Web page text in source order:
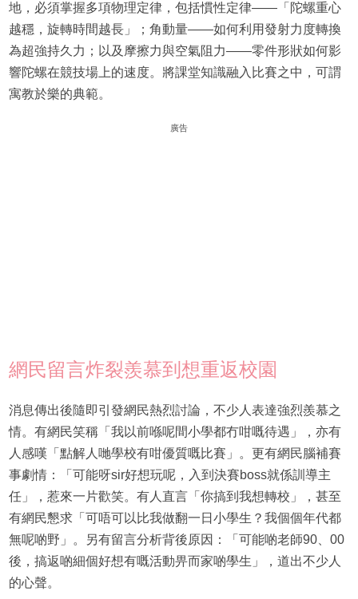
地，必須掌握多項物理定律，包括慣性定律——「陀螺重心
越穩，旋轉時間越長」；角動量——如何利用發射力度轉換
為超強持久力；以及摩擦力與空氣阻力——零件形狀如何影
響陀螺在競技場上的速度。將課堂知識融入比賽之中，可謂
寓教於樂的典範。
廣告
網民留言炸裂羨慕到想重返校園
消息傳出後隨即引發網民熱烈討論，不少人表達強烈羨慕之
情。有網民笑稱「我以前喺呢間小學都冇咁嘅待遇」，亦有
人感嘆「點解人哋學校有咁優質嘅比賽」。更有網民腦補賽
事劇情：「可能呀sir好想玩呢，入到決賽boss就係訓導主
任」，惹來一片歡笑。有人直言「你搞到我想轉校」，甚至
有網民懇求「可唔可以比我做翻一日小學生？我個個年代都
無呢啲野」。另有留言分析背後原因：「可能啲老師90、00
後，搞返啲細個好想有嘅活動畀而家啲學生」，道出不少人
的心聲。